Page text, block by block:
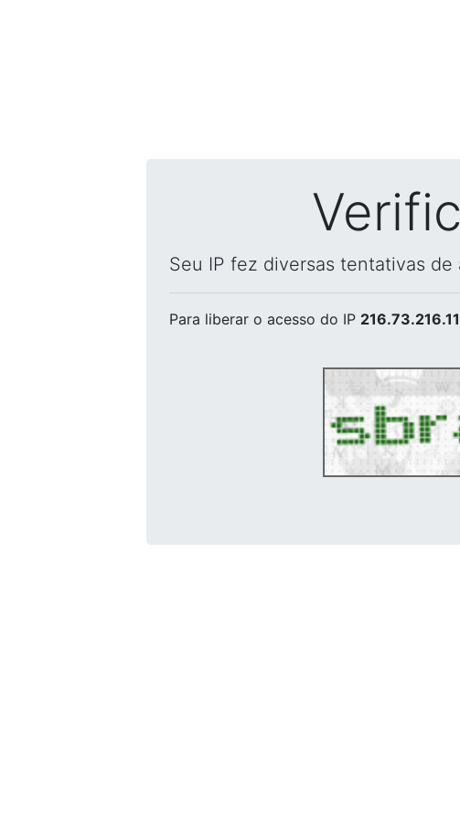
Seu IP fez diversas tentativas
Para liberar o acesso do IP